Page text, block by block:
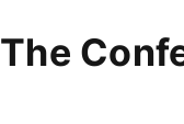
The